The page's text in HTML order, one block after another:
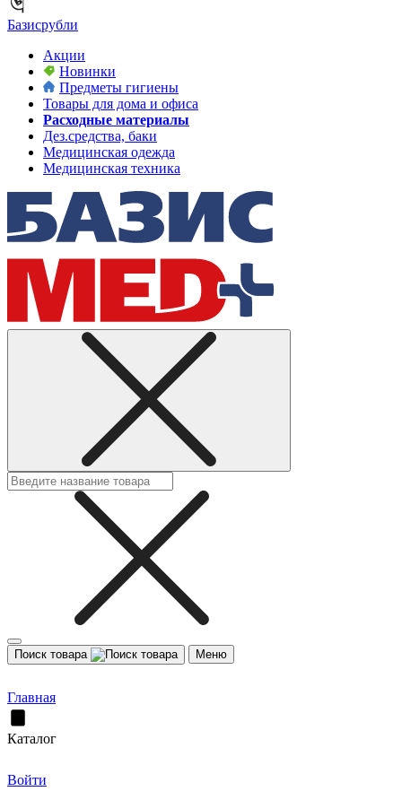
Базисрубли
Акции
Новинки
Предметы гигиены
Товары для дома и офиса
Расходные материалы
Дез.средства, баки
Медицинская одежда
Медицинская техника
Поиск товара Меню
Главная
Каталог
Войти